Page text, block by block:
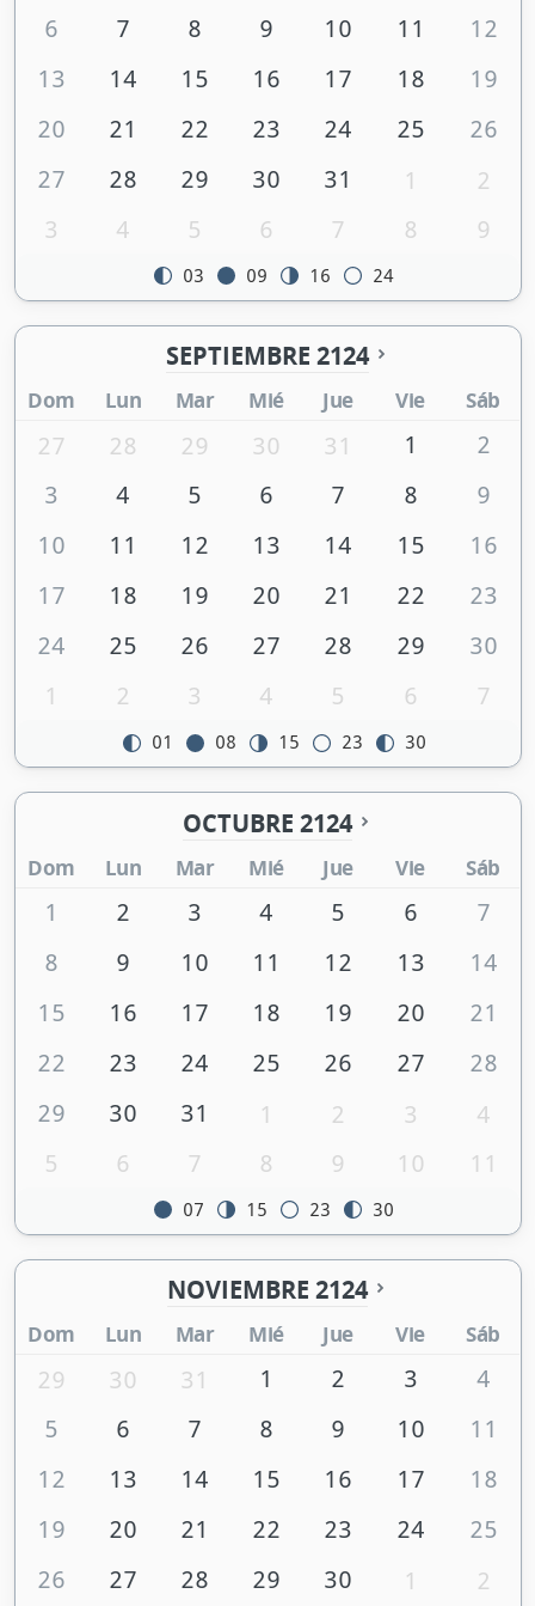
6
7 8 9 10 11
12
13
14 15 16 17 18
19
20
21 22 23 24 25
26
27
28 29 30 31 1
2
3
4 5 6 7 8 9
03 09 16 24
SEPTIEMBRE 2124
Dom Lun Mar Mié Jue Vie Sáb
27 28 29 30 31 1
2
3
4 5 6 7 8
9
10
11 12 13 14 15
16
17
18 19 20 21 22
23
24
25 26 27 28 29
30
1
2 3 4 5 6 7
01 08 15 23 30
OCTUBRE 2124
Dom Lun Mar Mié Jue Vie Sáb
1 2 3 4 5 6
7
8
9 10 11 12 13
14
15
16 17 18 19 20
21
22
23 24 25 26 27
28
29
30 31 1 2 3
4
5
6 7 8 9 10 11
07 15 23 30
NOVIEMBRE 2124
Dom Lun Mar Mié Jue Vie Sáb
29 30 31 1 2 3
4
5
6 7 8 9 10
11
12
13 14 15 16 17
18
19
20 21 22 23 24
25
26
27 28 29 30 1 2